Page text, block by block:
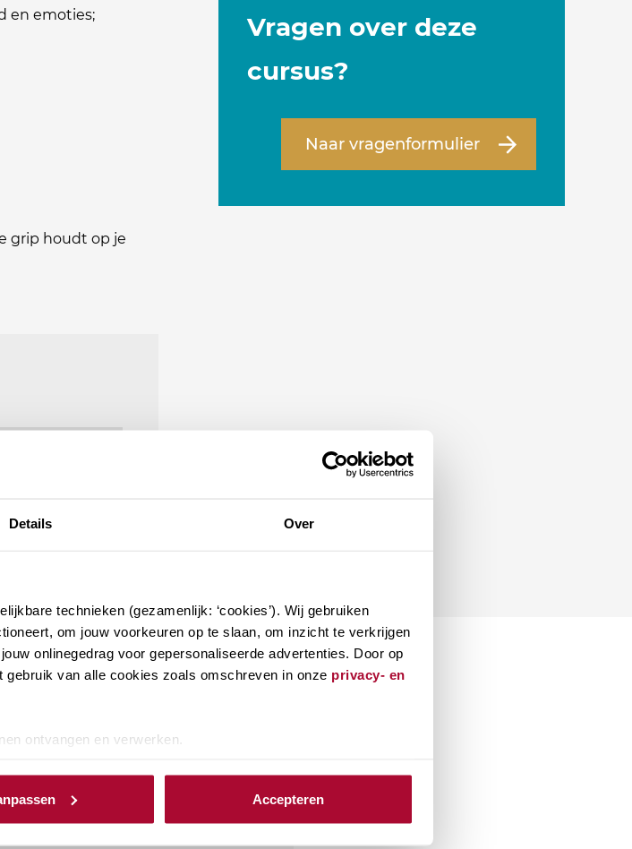
Details Over
technieken (gezamenlijk: ‘cookies’). Wij gebruiken
om jouw voorkeuren op te slaan, om inzicht te verkrijgen
onlinegedrag voor gepersonaliseerde advertenties. Door op
gebruik van alle cookies zoals omschreven in onze privacy- en
ontvangen en verwerken.
Accepteren
en emoties;
grip houdt op je
Vragen over deze
cursus?
Naar vragenformulier
zijn van jouw
ontwikkelingen. Bij RB